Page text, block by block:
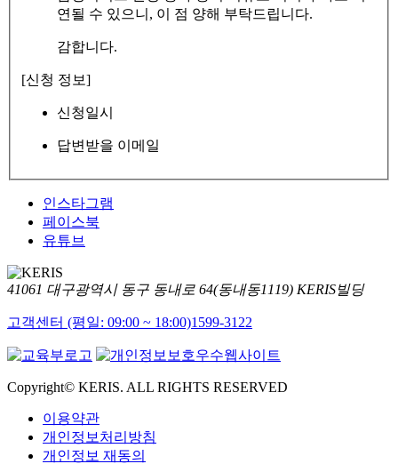
연될 수 있으니, 이 점 양해 부탁드립니다.
감합니다.
[신청 정보]
신청일시
답변받을 이메일
인스타그램
페이스북
유튜브
41061 대구광역시 동구 동내로 64(동내동1119) KERIS빌딩
고객센터 (평일: 09:00 ~ 18:00)1599-3122
Copyright© KERIS. ALL RIGHTS RESERVED
이용약관
개인정보처리방침
개인정보 재동의